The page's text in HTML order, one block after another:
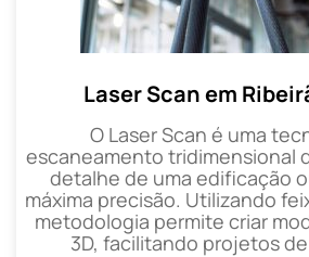
Laser Scan em
O Laser Scan é uma
escaneamento tridimensional
detalhe de uma edificação
máxima precisão. Utilizando
metodologia permite criar
3D, facilitando projetos